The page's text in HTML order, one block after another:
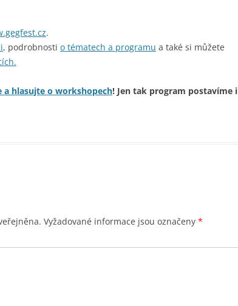
.
, podrobnosti o tématech a programu a také si můžete
a hlasujte o workshopech! Jen tak program postavíme i
Vyžadované informace jsou označeny *